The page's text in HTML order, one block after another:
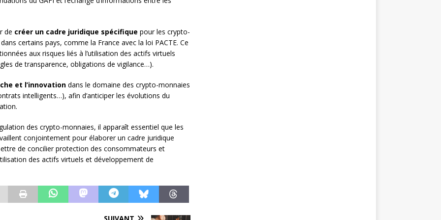
de créer un cadre juridique spécifique pour les crypto-
certains pays, comme la France avec la loi PACTE. Ce
aux risques liés à l’utilisation des actifs virtuels
de transparence, obligations de vigilance…).
et l’innovation dans le domaine des crypto-monnaies
intelligents…), afin d’anticiper les évolutions du
des crypto-monnaies, il apparaît essentiel que les
conjointement pour élaborer un cadre juridique
de concilier protection des consommateurs et
des actifs virtuels et développement de